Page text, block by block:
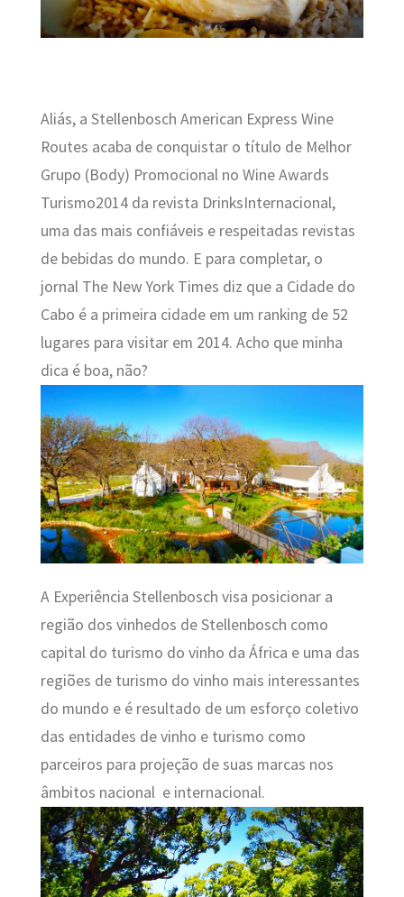
Aliás, a Stellenbosch American Express Wine
Routes acaba de conquistar o título de Melhor
Grupo (Body) Promocional no Wine Awards
Turismo2014 da revista DrinksInternacional,
uma das mais confiáveis e respeitadas revistas
de bebidas do mundo. E para completar, o
jornal The New York Times diz que a Cidade do
Cabo é a primeira cidade em um ranking de 52
lugares para visitar em 2014. Acho que minha
dica é boa, não?
A Experiência Stellenbosch visa posicionar a
região dos vinhedos de Stellenbosch como
capital do turismo do vinho da África e uma das
regiões de turismo do vinho mais interessantes
do mundo e é resultado de um esforço coletivo
das entidades de vinho e turismo como
parceiros para projeção de suas marcas nos
âmbitos nacional e internacional.